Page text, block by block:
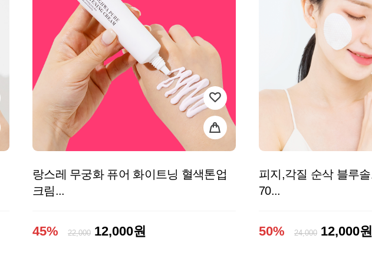
랑스레 무궁화 퓨어 화이트닝 혈색톤업
크림...
45% 22,000 12,000원
피지,각질 순삭 블루
70...
50% 24,000 12,000원